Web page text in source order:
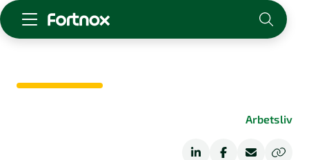
Skaffa Fortnox
Arbetsliv